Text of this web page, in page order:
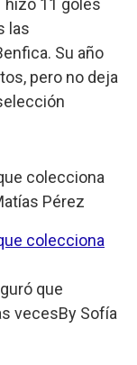
hizo 11 goles
las
Su año
pero no deja
colecciona
Pérez
colecciona
que
vecesBy Sofía